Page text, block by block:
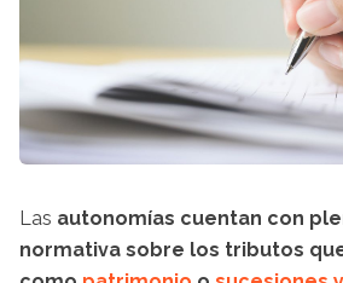
Las autonomías cuentan con
normativa sobre los tributos